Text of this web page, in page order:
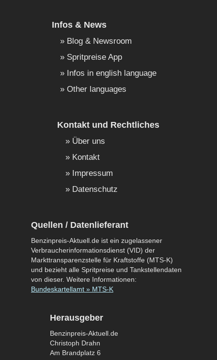
Infos & News
Blog & Newsroom
Spritpreise App
Infos in english language
Other languages
Kontakt und Rechtliches
Über uns
Kontakt
Impressum
Datenschutz
Quellen / Datenlieferant
Benzinpreis-Aktuell.de ist ein zugelassener
Verbraucherinformationsdienst (VID) der
Markttransparenzstelle für Kraftstoffe (MTS-K)
und bezieht alle Spritpreise und Tankstellendaten
von dieser. Weitere Informationen:
Bundeskartellamt » MTS-K
Herausgeber
Benzinpreis-Aktuell.de
Christoph Drahn
Am Brandplatz 6